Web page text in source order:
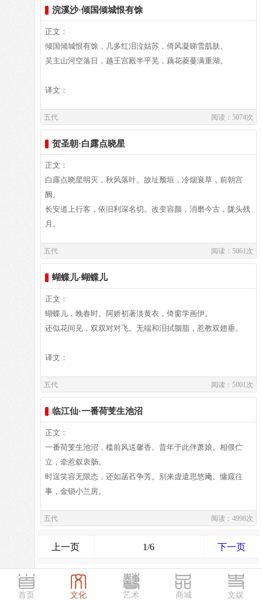
章，被称为“千古词帝”。
八首小词被唐人赵崇祚收入《花间集》。《花间集》称阎处
士。其他不详。
又在何处做梦呢？
鸳鸯枕头在竹席上相互倾斜地摆放着，已经冰冷；来到这里，
气氛昏暗，让人满心凄凉。想要靠着高楼上的栏杆放眼远望，
心中的悔恨偏偏却又很长。荷花上面点缀着露水，好像美人脸
上流汗的模样。
（1）荷芰（jì）：荷花和菱花。芰，菱。《国语·楚语
逗：招引，带来。
（3）物华：美好的景物。杜甫《曲江陪郑南史饮》：“自知白
发非春事，且尽芳尊恋物华。”
（4）“不逢”二句：意思是，没有遇见神女，楚襄王又在何处
做梦呢？
（5）簟（diàn）：竹席。
欹（qī）：歪斜，倾斜。
（6）尘暗：气氛昏暗。
危槛：高楼上的栏杆。危，高耸的样子。《庄子·田子
方》：“尝与汝登高山，履危石。”
（8）“藕花”二句：荷花上面点缀着露水，好像是美人红面上
凝聚的汗珠。缀，点缀。犹似，好似。犹与若、似意同，作同
停。”
作者介绍：
阎选,阎选,生卒和字里不详，五代时期后蜀的布衣，工小词。
与欧阳烔、鹿虔扆、毛文锡、韩琮被时人称为“五鬼”，世传有
八首小词被唐人赵崇祚收入《花间集》。《花间集》称阎处
士。其他不详。
浣溪沙·倾国倾城恨有馀
正文：
倾国倾城恨有馀，几多红泪泣姑苏，倚风凝睇雪肌肤。
吴主山河空落日，越王宫殿半平芜，藕花菱蔓满重湖。
译文：
作者介绍：
薛昭蕴,薛昭蕴，字澄州，河中宝鼎（今山西荣河县）人。王
衍时，官至侍郎。擅诗词，才华出众。《北梦琐言》：薛澄州
昭蕴即保逊之子也。恃才傲物，亦有父风。每入朝省，弄笏而
五代 阅读：5074次
贺圣朝·白露点晓星
正文：
白露点晓星明灭，秋风落叶。故址颓垣，冷烟衰草，前朝宫
阙。
长安道上行客，依旧利深名切。改变容颜，消磨今古，陇头残
月。
译文：
译文及注释：
佚名,
五代 阅读：5061次
蝴蝶儿·蝴蝶儿
正文：
蝴蝶儿，晚春时。阿娇初著淡黄衣，倚窗学画伊。
还似花间见，双双对对飞。无端和泪拭胭脂，惹教双翅垂。
译文：
作者介绍：
张泌,张泌，字子澄，唐末重要作家，生卒年约与韩偓(842-
914)相当。
五代 阅读：5001次
临江仙·一番荷芰生池沼
正文：
一番荷芰生池沼，槛前风送馨香。昔年于此伴萧娘。相偎伫
立，牵惹叙衷肠。
时逞笑容无限态，还如菡萏争芳。别来虚遣思悠飏。慵窥往
事，金锁小兰房。
译文：
五代 阅读：4998次
上一页 1/6 下一页
首页 文化 艺术 商城 文娱